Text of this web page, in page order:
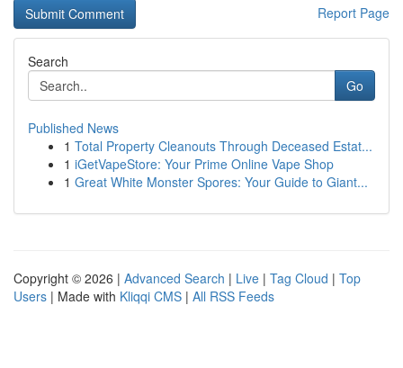
Report Page
Search
Go
Published News
1 Total Property Cleanouts Through Deceased Estat...
1 iGetVapeStore: Your Prime Online Vape Shop
1 Great White Monster Spores: Your Guide to Giant...
Copyright © 2026 | Advanced Search | Live | Tag Cloud | Top
Users | Made with Kliqqi CMS | All RSS Feeds